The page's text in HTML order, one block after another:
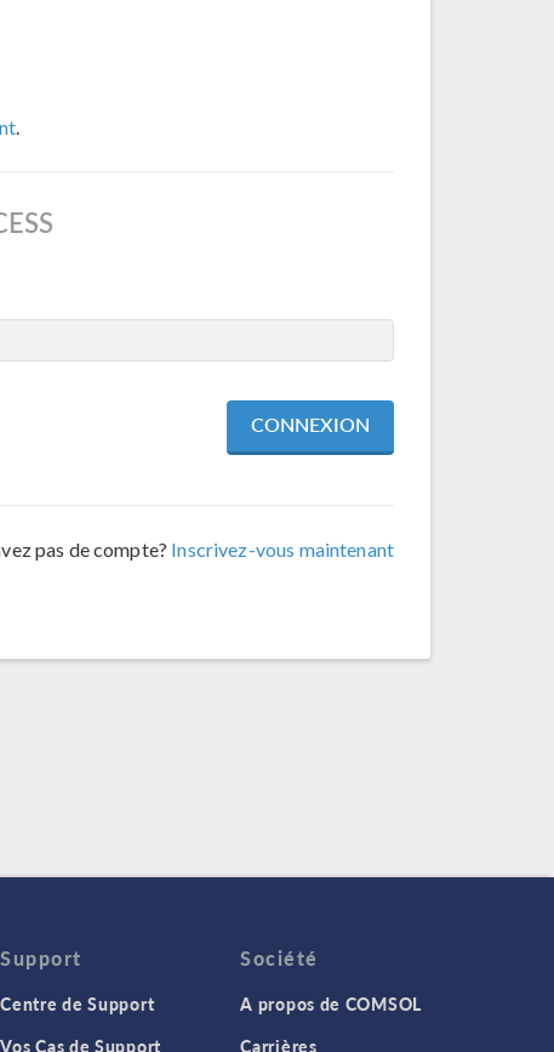
.
pas de compte? Inscrivez-vous maintenant
Support
Centre de Support
Vos Cas de Support
Société
A propos de COMSOL
Carrières